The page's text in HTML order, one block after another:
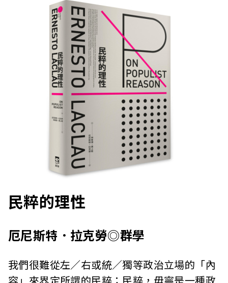
民粹的理性
厄尼斯特．拉克勞◎群學
我們很難從左／右或統／獨等政治立場的「內